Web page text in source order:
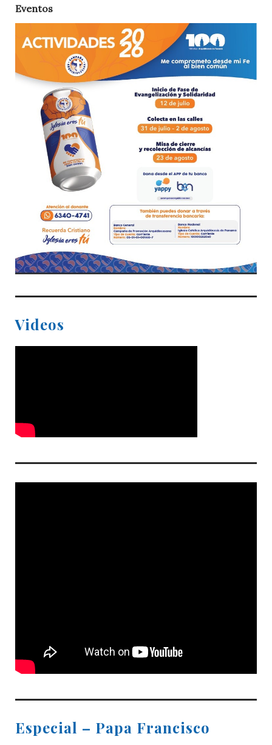
Eventos
Videos
Especial – Papa Francisco